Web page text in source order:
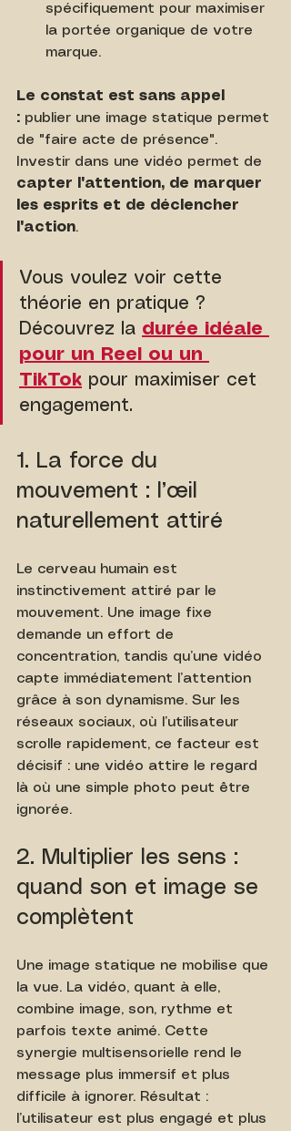
spécifiquement pour maximiser
la portée organique de votre
marque.
Le constat est sans appel
: publier une image statique permet
de "faire acte de présence".
Investir dans une vidéo permet de
capter l'attention, de marquer
les esprits et de déclencher
l'action.
Vous voulez voir cette
théorie en pratique ?
Découvrez la durée idéale
pour un Reel ou un
TikTok pour maximiser cet
engagement.
1. La force du
mouvement : l’œil
naturellement attiré
Le cerveau humain est
instinctivement attiré par le
mouvement. Une image fixe
demande un effort de
concentration, tandis qu’une vidéo
capte immédiatement l’attention
grâce à son dynamisme. Sur les
réseaux sociaux, où l’utilisateur
scrolle rapidement, ce facteur est
décisif : une vidéo attire le regard
là où une simple photo peut être
ignorée.
2. Multiplier les sens :
quand son et image se
complètent
Une image statique ne mobilise que
la vue. La vidéo, quant à elle,
combine image, son, rythme et
parfois texte animé. Cette
synergie multisensorielle rend le
message plus immersif et plus
difficile à ignorer. Résultat :
l’utilisateur est plus engagé et plus